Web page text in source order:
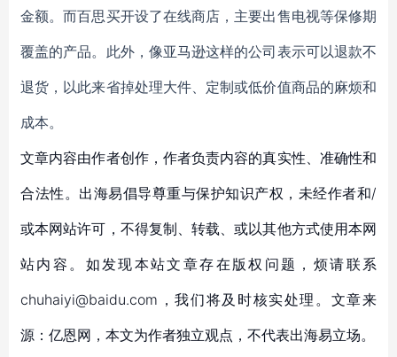
金额。而百思买开设了在线商店，主要出售电视等保修期
覆盖的产品。此外，像亚马逊这样的公司表示可以退款不
退货，以此来省掉处理大件、定制或低价值商品的麻烦和
成本。
文章内容由作者创作，作者负责内容的真实性、准确性和
合法性。出海易倡导尊重与保护知识产权，未经作者和/
或本网站许可，不得复制、转载、或以其他方式使用本网
站内容。如发现本站文章存在版权问题，烦请联系
chuhaiyi@baidu.com，我们将及时核实处理。文章来
源：亿恩网，本文为作者独立观点，不代表出海易立场。